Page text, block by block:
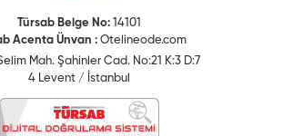
Türsab Belge No: 14101
Acenta Ünvan : Otelineode.com
Mah. Şahinler Cad. No:21 K:3 D:7
4 Levent / İstanbul